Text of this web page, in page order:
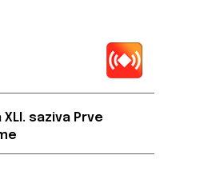
saziva Prve